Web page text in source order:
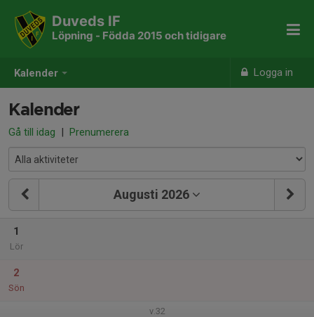
Kalender Logga in
Duveds IF
Löpning - Födda 2015 och tidigare
Kalender
Gå till idag | Prenumerera
Augusti 2026
1
Lör
2
Sön
v.32